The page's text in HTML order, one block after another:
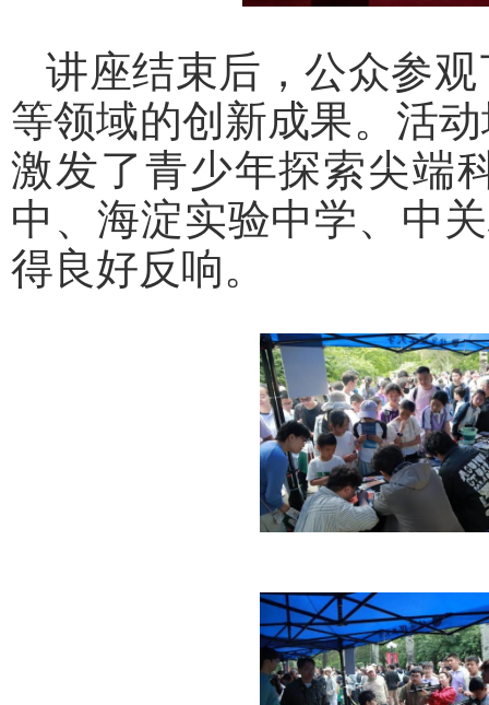
讲座结束后，公众参
等领域的创新成果。活
激发了青少年探索尖端
中、海淀实验中学、中
得良好反响。